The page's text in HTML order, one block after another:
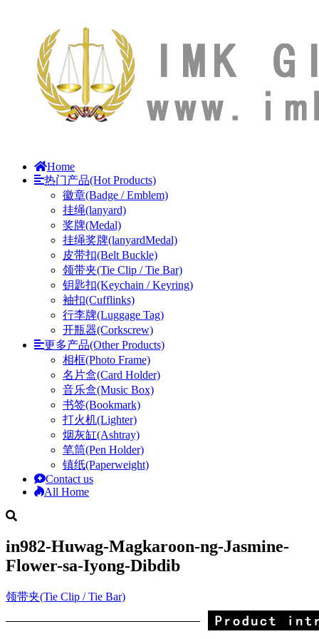
Home
热门产品(Hot Products)
徽章(Badge / Emblem)
挂绳(lanyard)
奖牌(Medal)
挂绳奖牌(lanyardMedal)
皮带扣(Belt Buckle)
领带夹(Tie Clip / Tie Bar)
钥匙扣(Keychain / Keyring)
袖扣(Cufflinks)
行李牌(Luggage Tag)
开瓶器(Corkscrew)
更多产品(Other Products)
相框(Photo Frame)
名片盒(Card Holder)
音乐盒(Music Box)
书签(Bookmark)
打火机(Lighter)
烟灰缸(Ashtray)
笔筒(Pen Holder)
镇纸(Paperweight)
Contact us
All Home
in982-Huwag-Magkaroon-ng-Jasmine-
Flower-sa-Iyong-Dibdib
领带夹(Tie Clip / Tie Bar)